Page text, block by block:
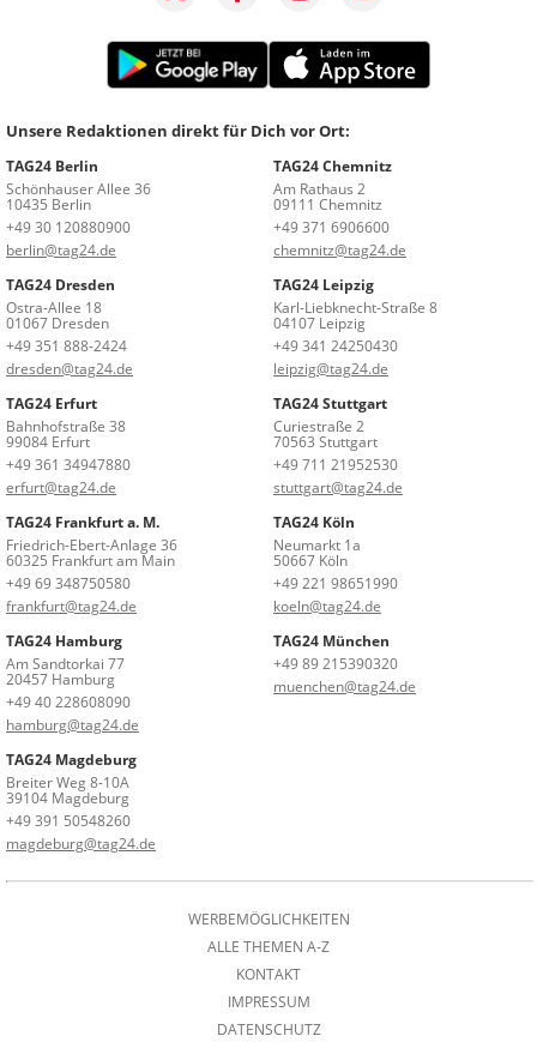
Unsere Redaktionen direkt für Dich vor Ort:
TAG24 Berlin
Schönhauser Allee 36
10435 Berlin
+49 30 120880900
berlin@tag24.de
TAG24 Chemnitz
Am Rathaus 2
09111 Chemnitz
+49 371 6906600
chemnitz@tag24.de
TAG24 Dresden
Ostra-Allee 18
01067 Dresden
+49 351 888-2424
dresden@tag24.de
TAG24 Leipzig
Karl-Liebknecht-Straße 8
04107 Leipzig
+49 341 24250430
leipzig@tag24.de
TAG24 Erfurt
Bahnhofstraße 38
99084 Erfurt
+49 361 34947880
erfurt@tag24.de
TAG24 Stuttgart
Curiestraße 2
70563 Stuttgart
+49 711 21952530
stuttgart@tag24.de
TAG24 Frankfurt a. M.
Friedrich-Ebert-Anlage 36
60325 Frankfurt am Main
+49 69 348750580
frankfurt@tag24.de
TAG24 Köln
Neumarkt 1a
50667 Köln
+49 221 98651990
koeln@tag24.de
TAG24 Hamburg
Am Sandtorkai 77
20457 Hamburg
+49 40 228608090
hamburg@tag24.de
TAG24 München
+49 89 215390320
muenchen@tag24.de
TAG24 Magdeburg
Breiter Weg 8-10A
39104 Magdeburg
+49 391 50548260
magdeburg@tag24.de
WERBEMÖGLICHKEITEN
ALLE THEMEN A-Z
KONTAKT
IMPRESSUM
DATENSCHUTZ